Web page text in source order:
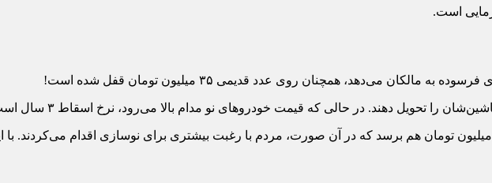
است.
همچنان روی عدد قدیمی ۳۵ میلیون تومان قفل شده است!
دهند. در حالی که قیمت خودروهای نو مدام بالا می‌رود، نرخ اسقاط ۳ سال است که تکان نخورده!
اگر این مبلغ به‌درستی و متناسب با تورم خودرو افزایش می‌یافت، ارزش یک ماشین فرسوده می‌توانست تا ۲۷۰ میلیون تومان هم برسد که در آن صورت،